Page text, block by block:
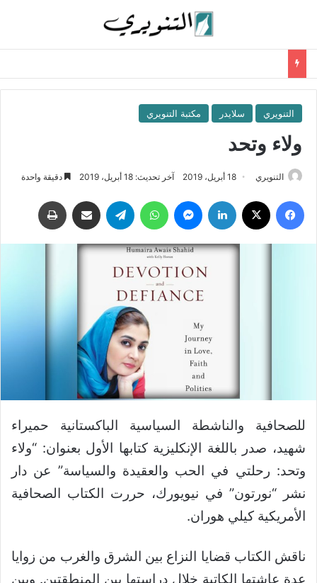
التنويري سلايدر مكتبة التنويري
ولاء وتحد
التنويري 18 أبريل، 2019 آخر تحديث: 18 أبريل، 2019 دقيقة واحدة
فيسبوك لينكدإن ماسنجر واتساب تيلقرام مشاركة عبر البريد
للصحافية والناشطة السياسية الباكستانية حميراء
شهيد، صدر باللغة الإنكليزية كتابها الأول بعنوان: “ولاء
وتحد: رحلتي في الحب والعقيدة والسياسة” عن دار
نشر “نورتون” في نيويورك، حررت الكتاب الصحافية
الأمريكية كيلي هوران.
ناقش الكتاب قضايا النزاع بين الشرق والغرب من زوايا
عدة عاشتها الكاتبة خلال دراستها بين المنطقتين. وبين